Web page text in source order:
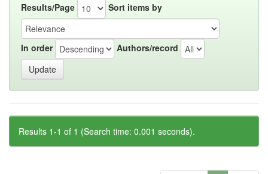
Results/Page Sort items by
In order Authors/record
Results 1-1 of 1 (Search time: 0.001 seconds).